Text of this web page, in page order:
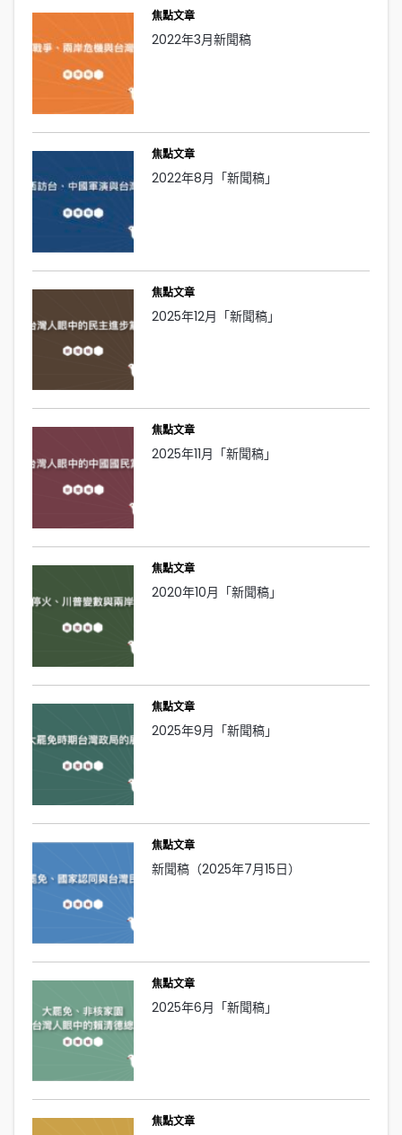
焦點文章
2022年3月新聞稿
焦點文章
2022年8月「新聞稿」
焦點文章
2025年12月「新聞稿」
焦點文章
2025年11月「新聞稿」
焦點文章
2020年10月「新聞稿」
焦點文章
2025年9月「新聞稿」
焦點文章
新聞稿（2025年7月15日）
焦點文章
2025年6月「新聞稿」
焦點文章